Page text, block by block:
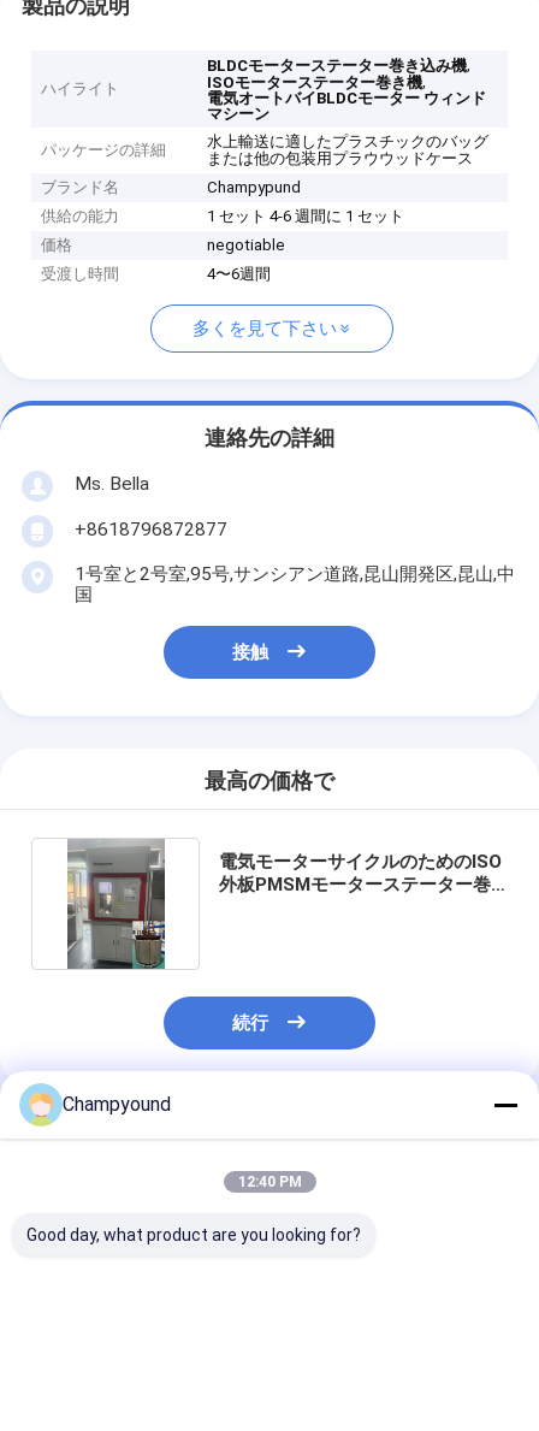
製品の説明
ハイライト
BLDCモーターステーター巻き込み機,
ISOモーターステーター巻き機,
電気オートバイBLDCモーター ウィンド
マシーン
パッケージの詳細
水上輸送に適したプラスチックのバッグ
または他の包装用プラウウッドケース
ブランド名
Champypund
供給の能力
1 セット 4-6 週間に 1 セット
価格
negotiable
受渡し時間
4〜6週間
多くを見て下さい
連絡先の詳細
Ms. Bella
+8618796872877
1号室と2号室,95号,サンシアン道路,昆山開発区,昆山,中
国
接触
最高の価格で
電気モーターサイクルのためのISO
外板PMSMモーターステーター巻
続行
推薦されたプロダクト
Champyound
12:40 PM
Good day, what product are you looking for?